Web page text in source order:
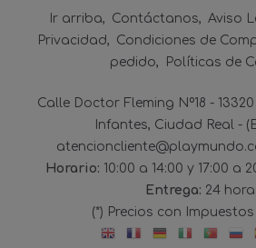
Ir arriba Contáctanos Aviso
Privacidad
Condiciones de
pedido
Políticas de
Calle Doctor Fleming Nº18 -
Infantes, Ciudad Real -
Horario: 10:00 a 14:00 y 17:00 a
Entrega: 24
(*) Precios con